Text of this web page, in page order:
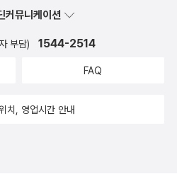
는 시골길에서 노래합니다. 둘째 아
지는 벗기고 대청마루에 올립니다.
르 웃으며 잰 손놀림으로 깁니다. 둘
버지는 아이 옷가지 몇 점 복복 비빕
커뮤니케이션
부담) 1544-2514
FAQ
치, 영업시간 안내